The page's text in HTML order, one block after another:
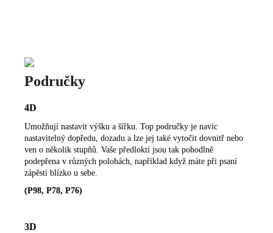
Područky
4D
Umožňují nastavit výšku a šířku. Top područky je navíc
nastavitelný dopředu, dozadu a lze jej také vytočit dovnitř nebo
ven o několik stupňů. Vaše předloktí jsou tak pohodlně
podepřena v různých polohách, například když máte při psaní
zápěstí blízko u sebe.
(P98, P78, P76)
3D